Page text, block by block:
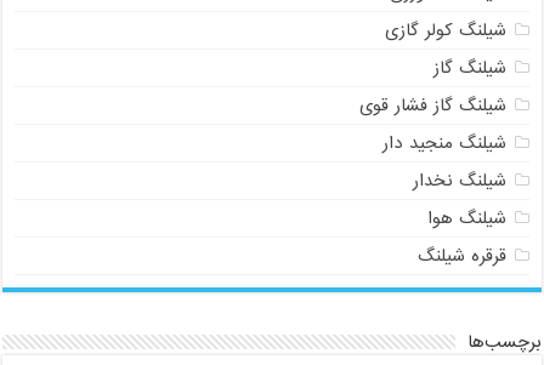
شیلنگ کولر گازی
شیلنگ گاز
شیلنگ گاز فشار قوی
شیلنگ منجید دار
شیلنگ نخدار
شیلنگ هوا
قرقره شیلنگ
برچسب‌ها